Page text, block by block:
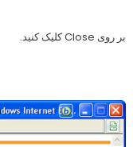
بر روی Close کلیک کنید.